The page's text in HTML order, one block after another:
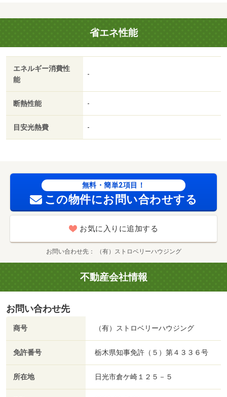
省エネ性能
エネルギー消費性
能
-
断熱性能 -
目安光熱費 -
無料・簡単2項目！
この物件にお問い合わせする
お気に入りに追加する
お問い合わせ先 （有）ストロベリーハウジング
不動産会社情報
お問い合わせ先
商号 （有）ストロベリーハウジング
免許番号 栃木県知事免許（５）第４３３６号
所在地 日光市倉ケ崎１２５－５